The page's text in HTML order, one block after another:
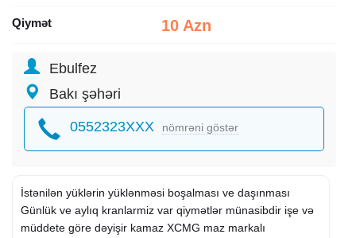
Qiymət 10 Azn
Ebulfez
Bakı şəhəri
0552323XXX nömrəni göstər
İstənilən yüklərin yüklənməsi boşalması ve daşınması
Günlük ve aylıq kranlarmiz var qiymətlər münasibdir işe və
müddete göre dəyişir kamaz XCMG maz markalı